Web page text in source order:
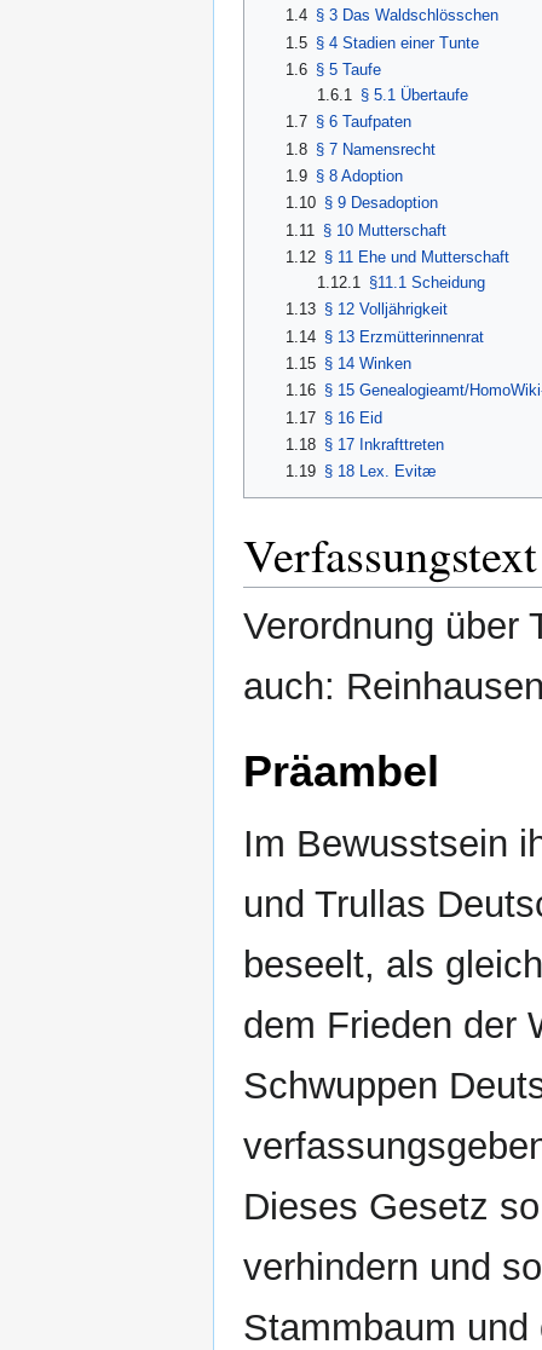
1.4 § 3 Das Waldschlösschen
1.5 § 4 Stadien einer Tunte
1.6 § 5 Taufe
1.6.1 § 5.1 Übertaufe
1.7 § 6 Taufpaten
1.8 § 7 Namensrecht
1.9 § 8 Adoption
1.10 § 9 Desadoption
1.11
§ 10 Mutterschaft
1.12 § 11 Ehe und Mutterschaft
1.12.1 §11.1 Scheidung
1.13 § 12 Volljährigkeit
1.14 § 13 Erzmütterinnenrat
1.15 § 14 Winken
1.16 § 15 Genealogieamt/
1.17 § 16 Eid
1.18 § 17 Inkrafttreten
1.19 § 18 Lex. Evitæ
Verfassungstext
Verordnung über
auch:
Präambel
Im Bewusstsein
und Trullas
beseelt, als
dem Frieden der
Schwuppen
Dieses Gesetz
verhindern und
Stammbaum